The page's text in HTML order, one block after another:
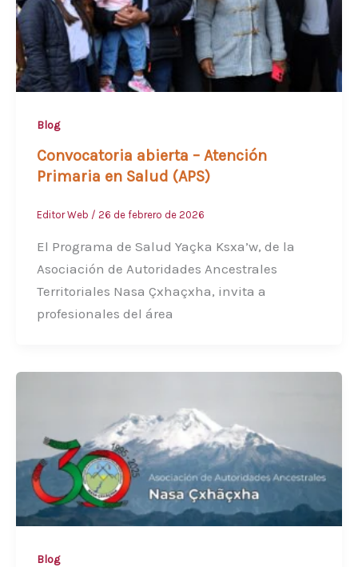
Blog
Convocatoria abierta – Atención
Primaria en Salud (APS)
Editor Web / 26 de febrero de 2026
El Programa de Salud Yaçka Ksxa’w, de la
Asociación de Autoridades Ancestrales
Territoriales Nasa Çxhaçxha, invita a
profesionales del área
Blog